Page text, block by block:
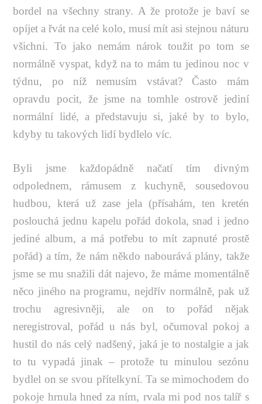
bordel na všechny strany. A že protože je baví se
opíjet a řvát na celé kolo, musí mít asi stejnou náturu
všichni. To jako nemám nárok toužit po tom se
normálně vyspat, když na to mám tu jedinou noc v
týdnu, po níž nemusím vstávat? Často mám
opravdu pocit, že jsme na tomhle ostrově jediní
normální lidé, a představuju si, jaké by to bylo,
kdyby tu takových lidí bydlelo víc.
Byli jsme každopádně načatí tím divným
odpolednem, rámusem z kuchyně, sousedovou
hudbou, která už zase jela (přísahám, ten kretén
poslouchá jednu kapelu pořád dokola, snad i jedno
jediné album, a má potřebu to mít zapnuté prostě
pořád) a tím, že nám někdo nabourává plány, takže
jsme se mu snažili dát najevo, že máme momentálně
něco jiného na programu, nejdřív normálně, pak už
trochu agresivněji, ale on to pořád nějak
neregistroval, pořád u nás byl, očumoval pokoj a
hustil do nás celý nadšený, jaká je to nostalgie a jak
to tu vypadá jinak – protože tu minulou sezónu
bydlel on se svou přítelkyní. Ta se mimochodem do
pokoje hrnula hned za ním, rvala mi pod nos talíř s